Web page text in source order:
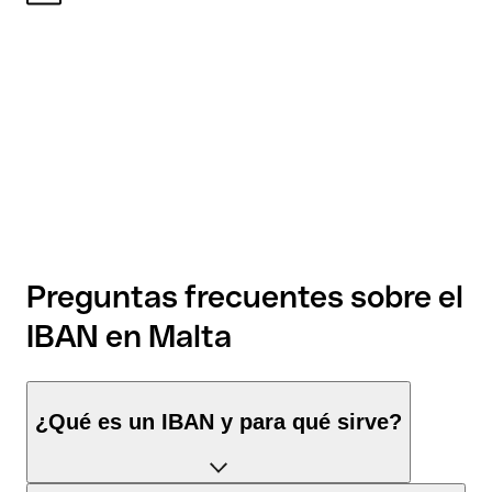
Preguntas frecuentes sobre el
IBAN en Malta
¿Qué es un IBAN y para qué sirve?